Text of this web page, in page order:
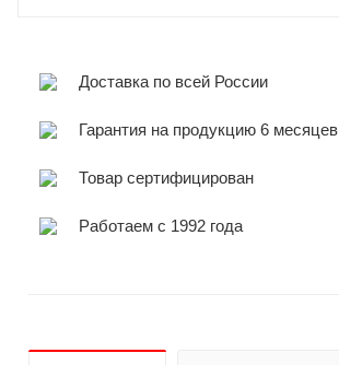
Доставка по всей России
Гарантия на продукцию 6 месяцев
Товар сертифицирован
Работаем с 1992 года